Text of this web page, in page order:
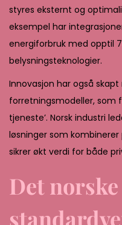
styres eksternt og
eksempel har
energiforbruk med opptil
belysningsteknologier.
Innovasjon har også
forretningsmodeller, som
tjeneste’. Norsk industri
løsninger som
sikrer økt verdi for både
Det norske